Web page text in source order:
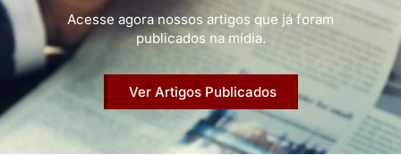
Acesse agora nossos artigos que já foram
publicados na mídia.
Ver Artigos Publicados